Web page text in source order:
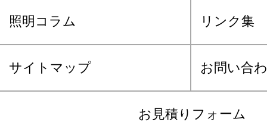
照明コラム リンク集
サイトマップ お問い合
お見積りフォーム